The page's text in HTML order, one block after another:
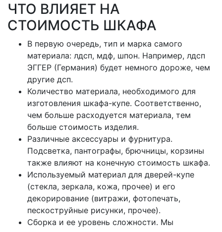
ЧТО ВЛИЯЕТ НА
СТОИМОСТЬ ШКАФА
В первую очередь, тип и марка самого
материала: лдсп, мдф, шпон. Например, лдсп
ЭГГЕР (Германия) будет немного дороже, чем
другие дсп.
Количество материала, необходимого для
изготовления шкафа-купе. Соответственно,
чем больше расходуется материала, тем
больше стоимость изделия.
Различные аксессуары и фурнитура.
Подсветка, пантографы, брючницы, корзины
также влияют на конечную стоимость шкафа.
Используемый материал для дверей-купе
(стекла, зеркала, кожа, прочее) и его
декорирование (витражи, фотопечать,
пескоструйные рисунки, прочее).
Сборка и ее уровень сложности. Мы